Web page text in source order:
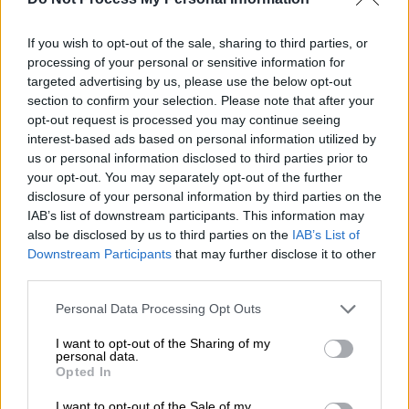
If you wish to opt-out of the sale, sharing to third parties, or
processing of your personal or sensitive information for
targeted advertising by us, please use the below opt-out
section to confirm your selection. Please note that after your
opt-out request is processed you may continue seeing
interest-based ads based on personal information utilized by
us or personal information disclosed to third parties prior to
your opt-out. You may separately opt-out of the further
disclosure of your personal information by third parties on the
IAB’s list of downstream participants. This information may
also be disclosed by us to third parties on the IAB’s List of
Downstream Participants that may further disclose it to other
Please note that this website/app uses one or more Google
not limited to your visit or usage behaviour. You may click to
grant or deny consent to Google and its third-party tags to
use your data for below specified purposes in below Google
consent section.
Personal Data Processing Opt Outs
I want to opt-out of the Sharing of my
personal data.
Opted In
I want to opt-out of the Sale of my
δυσκολίες στην συλλογή των ποσών,
αδυνατούν να το καταβάλλουν και
οδηγούνται σε μακροχρόνιες ρυθμίσεις, ενώ
για όσους είναι εντελώς ασυνεπείς δεν
εφαρμόζονται οι συνέπειες του νόμου.
Έτσι, αφενός δημιουργείται μια νέα γενιά
προβληματικών, υπερχρεωμένων
επιχειρήσεων, αφετέρου παραβιάζεται το
δίκαιο του ανταγωνισμού αφού η
μεταχείριση είναι ίδια είτε για εκείνους που
το καταβάλλουν είτε για τους ασυνεπείς.
Για να ελεγχθεί η κατάσταση προτείνεται
στην έκθεση αυτό που ο ΣΦΕΕ φωνάζει εδώ
και χρόνια, ότι δηλαδή πρέπει να